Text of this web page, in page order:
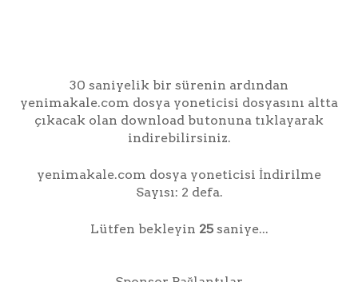
30 saniyelik bir sürenin ardından
yenimakale.com dosya yoneticisi dosyasını altta
çıkacak olan download butonuna tıklayarak
indirebilirsiniz.
yenimakale.com dosya yoneticisi İndirilme
Sayısı: 2 defa.
Lütfen bekleyin 25saniye...